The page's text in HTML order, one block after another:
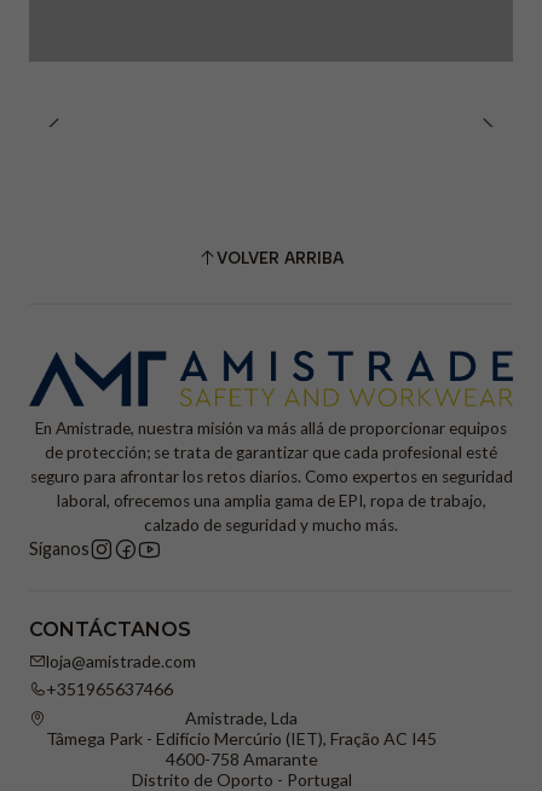
VOLVER ARRIBA
En Amistrade, nuestra misión va más allá de proporcionar equipos
de protección; se trata de garantizar que cada profesional esté
seguro para afrontar los retos diarios. Como expertos en seguridad
laboral, ofrecemos una amplia gama de EPI, ropa de trabajo,
calzado de seguridad y mucho más.
Síganos
CONTÁCTANOS
loja@amistrade.com
+351965637466
Amistrade, Lda
Tâmega Park - Edifício Mercúrio (IET), Fração AC I45
4600-758 Amarante
Distrito de Oporto - Portugal